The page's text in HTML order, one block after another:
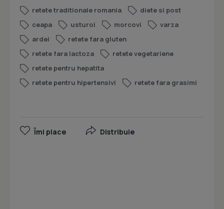
retete traditionale romania
diete si post
ceapa
usturoi morcovi
varza
ardei
retete fara gluten
retete fara lactoza
retete vegetariene
retete pentru hepatita
retete pentru hipertensivi
retete fara grasimi
Îmi place Distribuie